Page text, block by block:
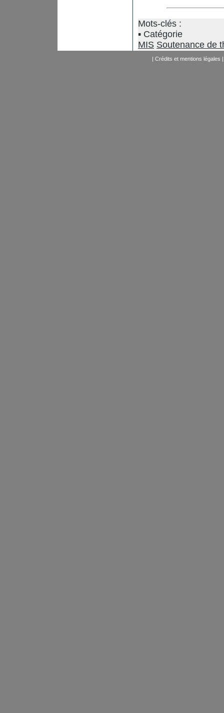
Mots-clés :
Catégorie
MIS Soutenance de
| Crédits et mentions légales